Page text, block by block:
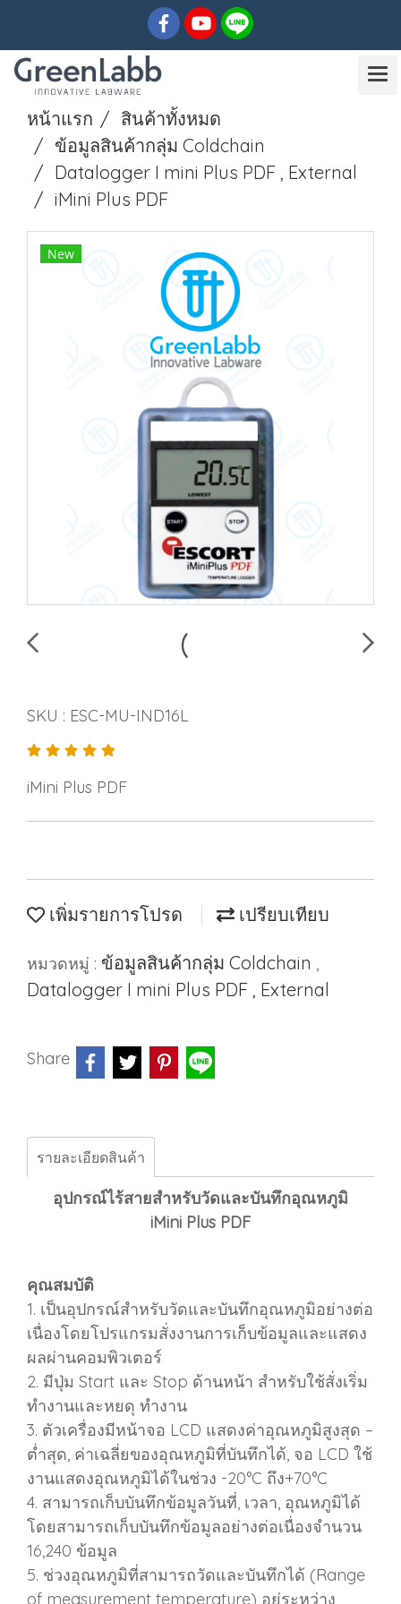
หน้าแรก
สินค้าทั้งหมด
ข้อมูลสินค้ากลุ่ม Coldchain
Datalogger I mini Plus PDF , External
iMini Plus PDF
New
SKU : ESC-MU-IND16L
iMini Plus PDF
เพิ่มรายการโปรด เปรียบเทียบ
หมวดหมู่ : ข้อมูลสินค้ากลุ่ม Coldchain ,
Datalogger I mini Plus PDF , External
Share
รายละเอียดสินค้า
อุปกรณ์ไร้สายสำหรับวัดและบันทึกอุณหภูมิ
iMini Plus PDF
คุณสมบัติ
1. เป็นอุปกรณ์สําหรับวัดและบันทึกอุณหภูมิอย่างต่อ
เนื่องโดยโปรแกรมสั่งงานการเก็บข้อมูลและแสดง
ผลผ่านคอมพิวเตอร์
2. มีปุ่ม Start และ Stop ด้านหน้า สําหรับใช้สั่งเริ่ม
ทํางานและหยดุ ทํางาน
3. ตัวเครื่องมีหน้าจอ LCD แสดงค่าอุณหภูมิสูงสุด –
ต่ำสุด, ค่าเฉลี่ยของอุณหภูมิที่บันทึกได้, จอ LCD ใช้
งานแสดงอุณหภูมิได้ในช่วง -20°C ถึง+70°C
4. สามารถเก็บบันทึกข้อมูลวันที่, เวลา, อุณหภูมิได้
โดยสามารถเก็บบันทึกข้อมูลอย่างต่อเนื่องจํานวน
16,240 ข้อมูล
5. ช่วงอุณหภูมิที่สามารถวัดและบันทึกได้ (Range
of measurement temperature) อยู่ระหว่าง